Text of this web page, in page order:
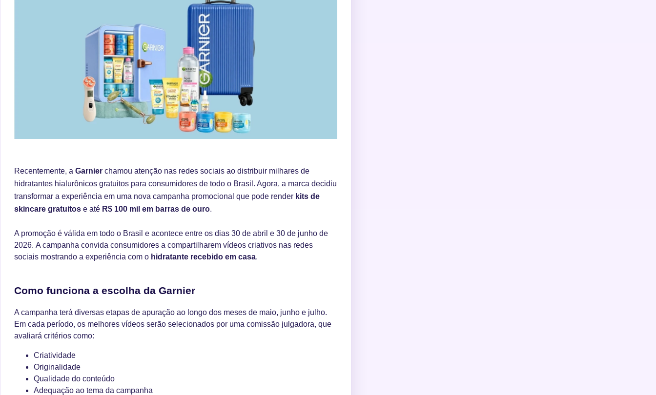
Recentemente, a Garnier chamou atenção nas redes sociais ao distribuir milhares de
hidratantes hialurônicos gratuitos para consumidores de todo o Brasil. Agora, a marca decidiu
transformar a experiência em uma nova campanha promocional que pode render kits de
skincare gratuitos e até R$ 100 mil em barras de ouro.
A promoção é válida em todo o Brasil e acontece entre os dias 30 de abril e 30 de junho de
2026. A campanha convida consumidores a compartilharem vídeos criativos nas redes
sociais mostrando a experiência com o hidratante recebido em casa.
Como funciona a escolha da Garnier
A campanha terá diversas etapas de apuração ao longo dos meses de maio, junho e julho.
Em cada período, os melhores vídeos serão selecionados por uma comissão julgadora, que
avaliará critérios como:
Criatividade
Originalidade
Qualidade do conteúdo
Adequação ao tema da campanha